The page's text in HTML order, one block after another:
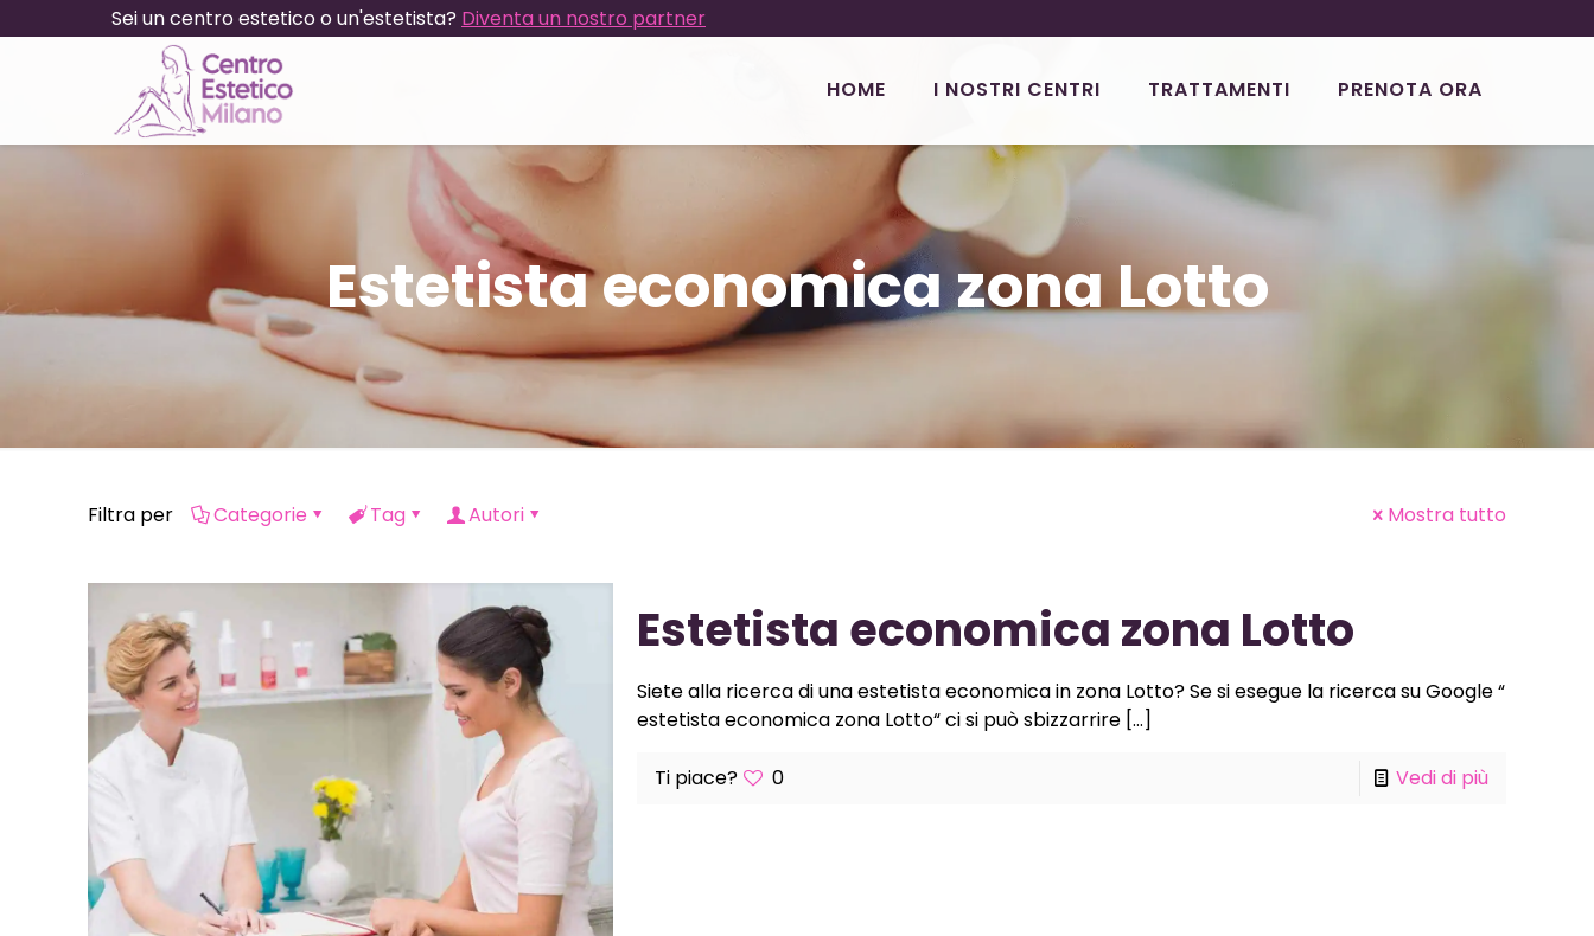
Sei un centro estetico o un'estetista? Diventa un nostro partner
HOME I NOSTRI CENTRI TRATTAMENTI PRENOTA ORA
Estetista economica zona Lotto
Filtra per Categorie Tag Autori Mostra tutto
Estetista economica zona Lotto
Siete alla ricerca di una estetista economica in zona Lotto? Se si esegue la ricerca su Google “
estetista economica zona Lotto“ ci si può sbizzarrire[…]
Ti piace? 0 Vedi di più